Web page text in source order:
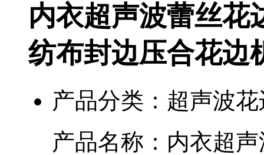
内衣超声波蕾丝花
纺布封边压合花边
产品分类： 超声波
产品名称： 内衣超